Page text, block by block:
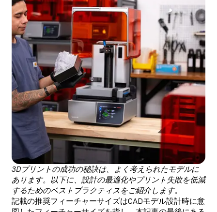
3Dプリントの成功の秘訣は、よく考えられたモデルに
あります。以下に、設計の最適化やプリント失敗を低減
するためのベストプラクティスをご紹介します。
記載の推奨フィーチャーサイズはCADモデル設計時に意